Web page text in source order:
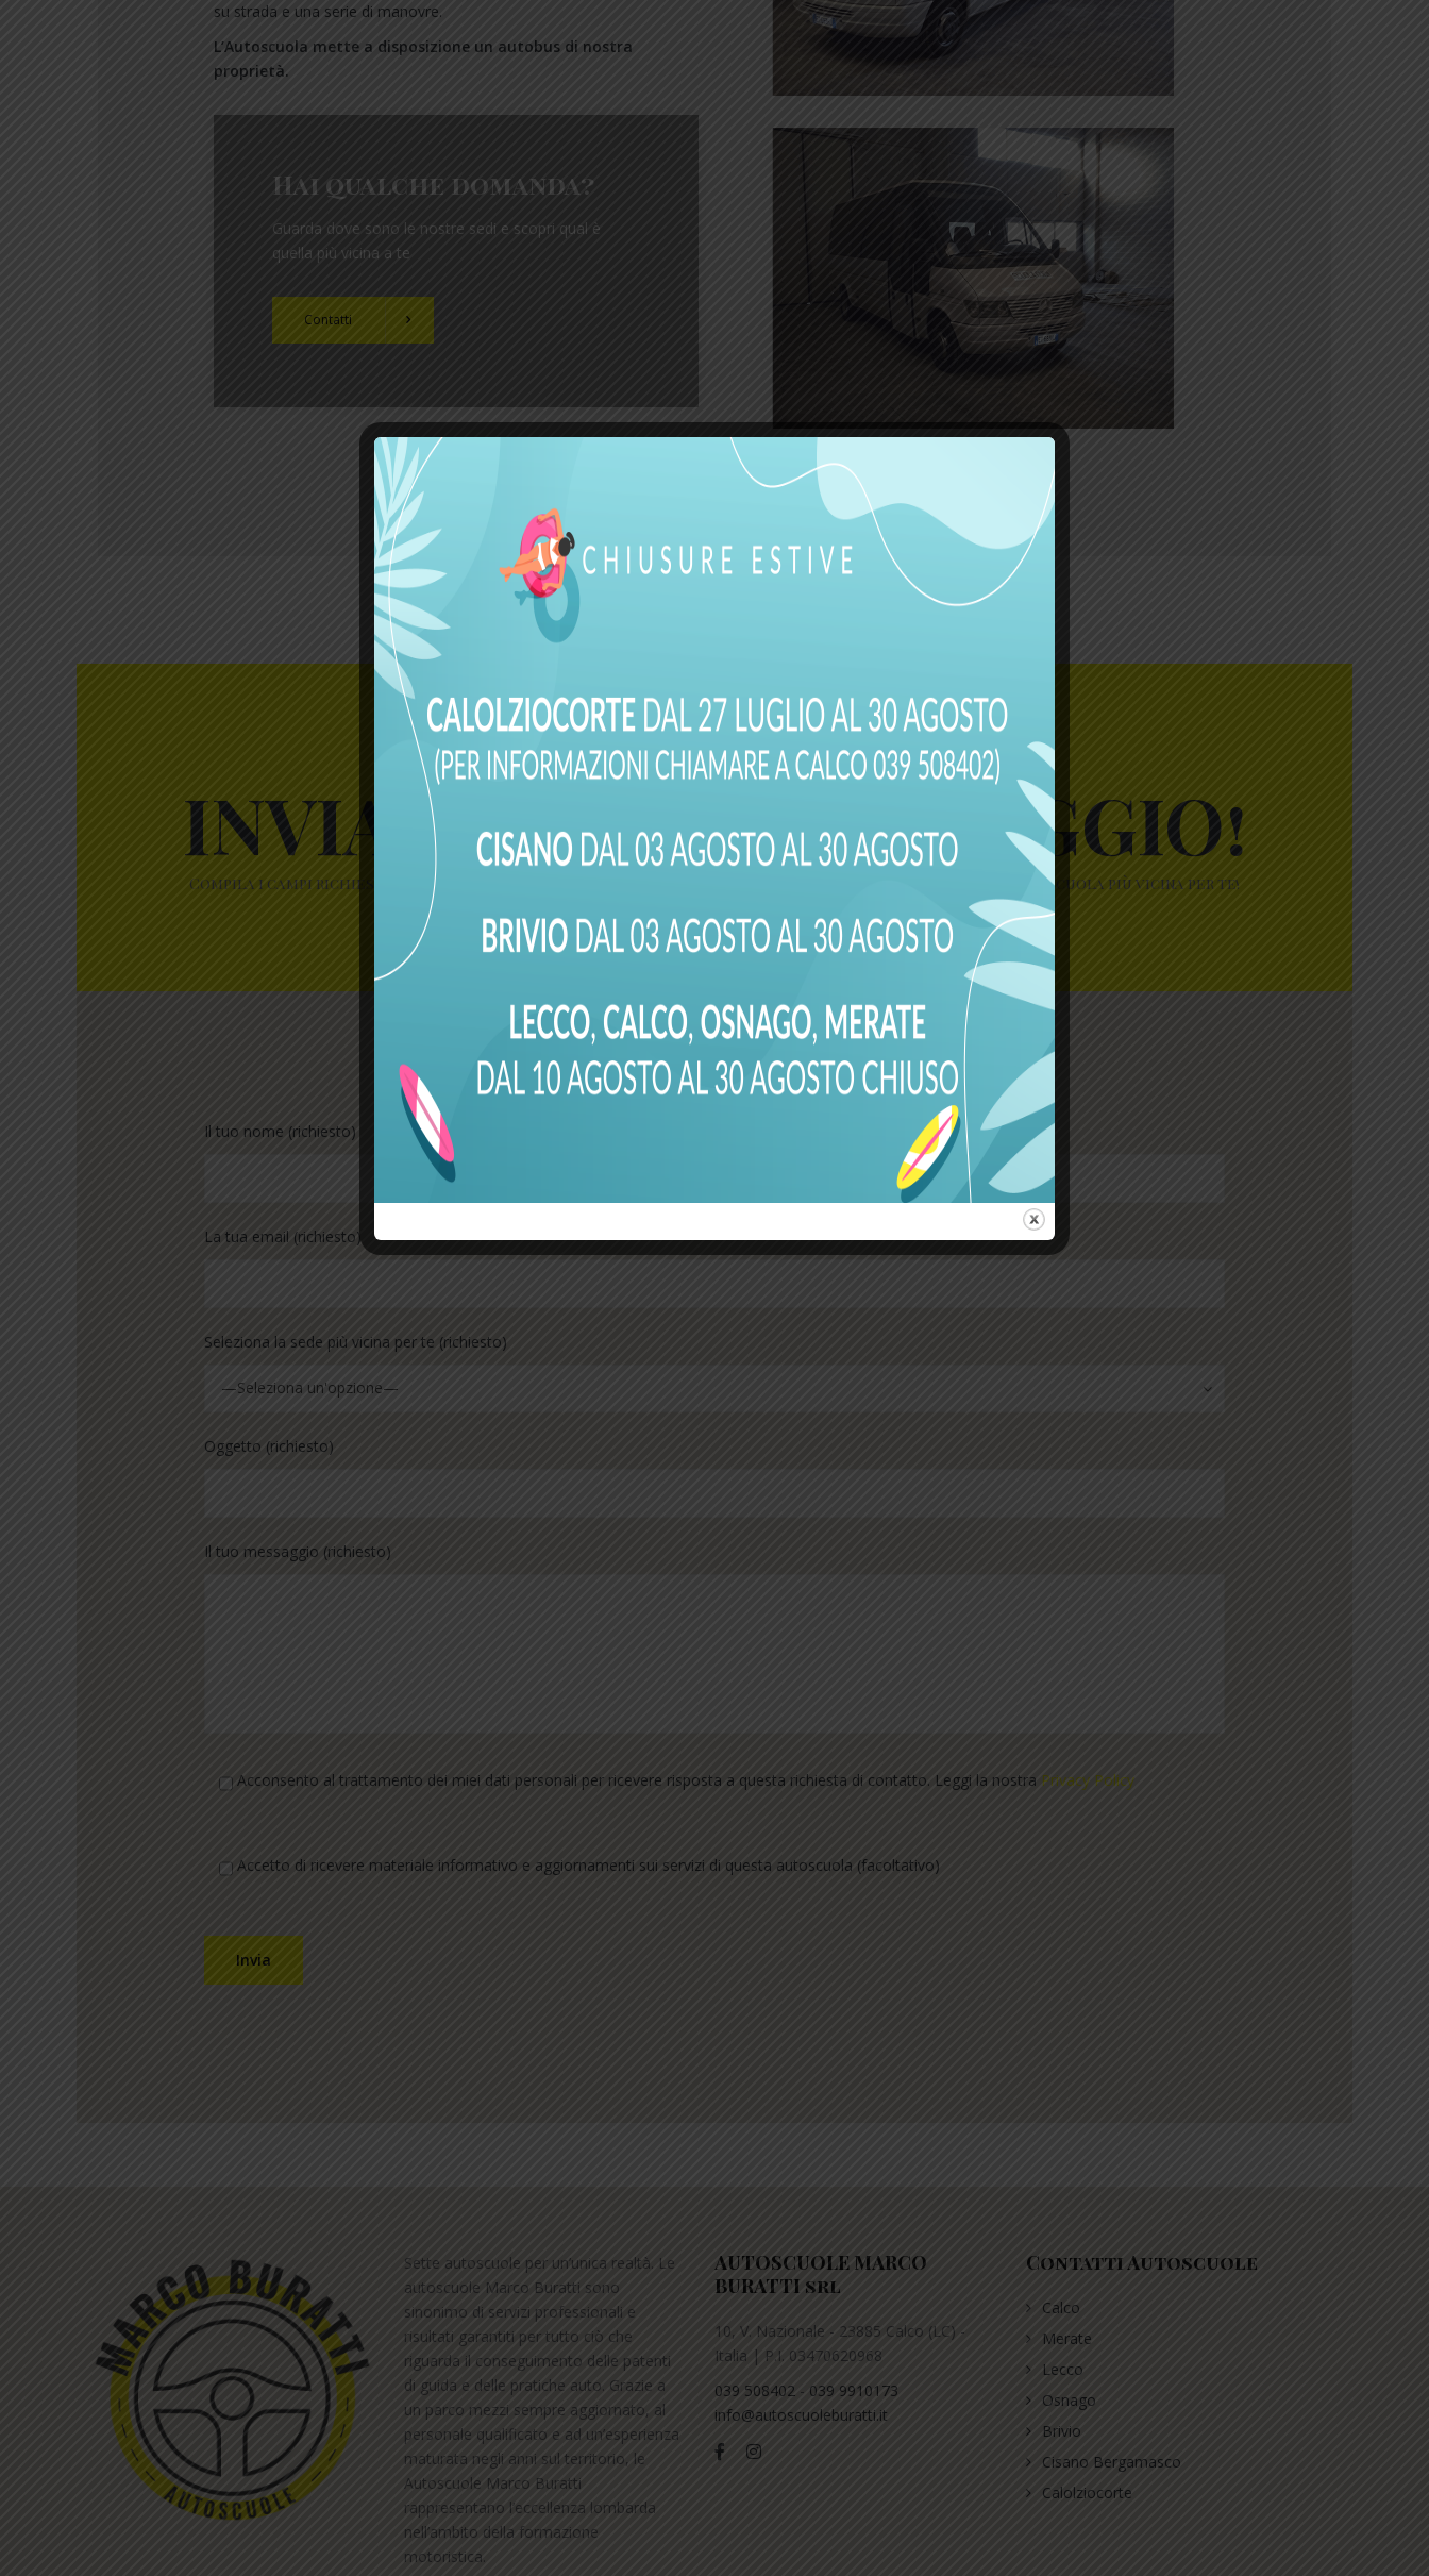
su strada e una serie di manovre.
L’Autoscuola mette a disposizione un autobus di nostra
proprietà.
Hai qualche domanda?
Guarda dove sono le nostre sedi e scopri qual è
quella più vicina a te
Contatti
INVIACI IL TUO MESSAGGIO!
Compila i campi richiesti per aiutarci a capire meglio la tua esigenza. Seleziona la sede della nostra autoscuola più vicina per te!
Il tuo nome (richiesto)
La tua email (richiesto)
Seleziona la sede più vicina per te (richiesto)
—Seleziona un'opzione—
Oggetto (richiesto)
Il tuo messaggio (richiesto)
Acconsento al trattamento dei miei dati personali per ricevere risposta a questa richiesta di contatto. Leggi la nostra Privacy Policy
Accetto di ricevere materiale informativo e aggiornamenti sui servizi di questa autoscuola (facoltativo)
Sette autoscuole per un’unica realtà. Le
autoscuole Marco Buratti sono
sinonimo di servizi professionali e
risultati garantiti per tutto ciò che
riguarda il conseguimento delle patenti
di guida e delle pratiche auto. Grazie a
un parco mezzi sempre aggiornato, al
personale qualificato e ad un’esperienza
maturata negli anni sul territorio, le
Autoscuole Marco Buratti
rappresentano l’eccellenza lombarda
nell’ambito della formazione
motoristica.
AUTOSCUOLE MARCO
BURATTI srl
10, V. Nazionale - 23885 Calco (LC) -
Italia | P.I. 03470620968
039 508402 - 039 9910173
info@autoscuoleburatti.it
Contatti Autoscuole
Calco
Merate
Lecco
Osnago
Brivio
Cisano Bergamasco
Calolziocorte